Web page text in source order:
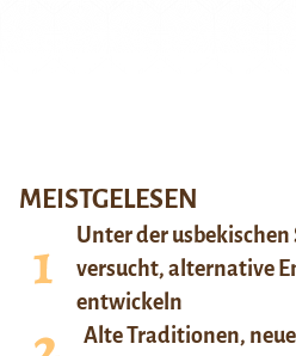
MEISTGELESEN
Unter der
versucht, alternative
entwickeln
Alte Traditionen,